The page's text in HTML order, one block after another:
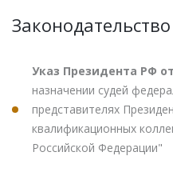
Законодательство
Указ Президента РФ от
назначении судей
представителях
квалификационных
Российской Федерации"